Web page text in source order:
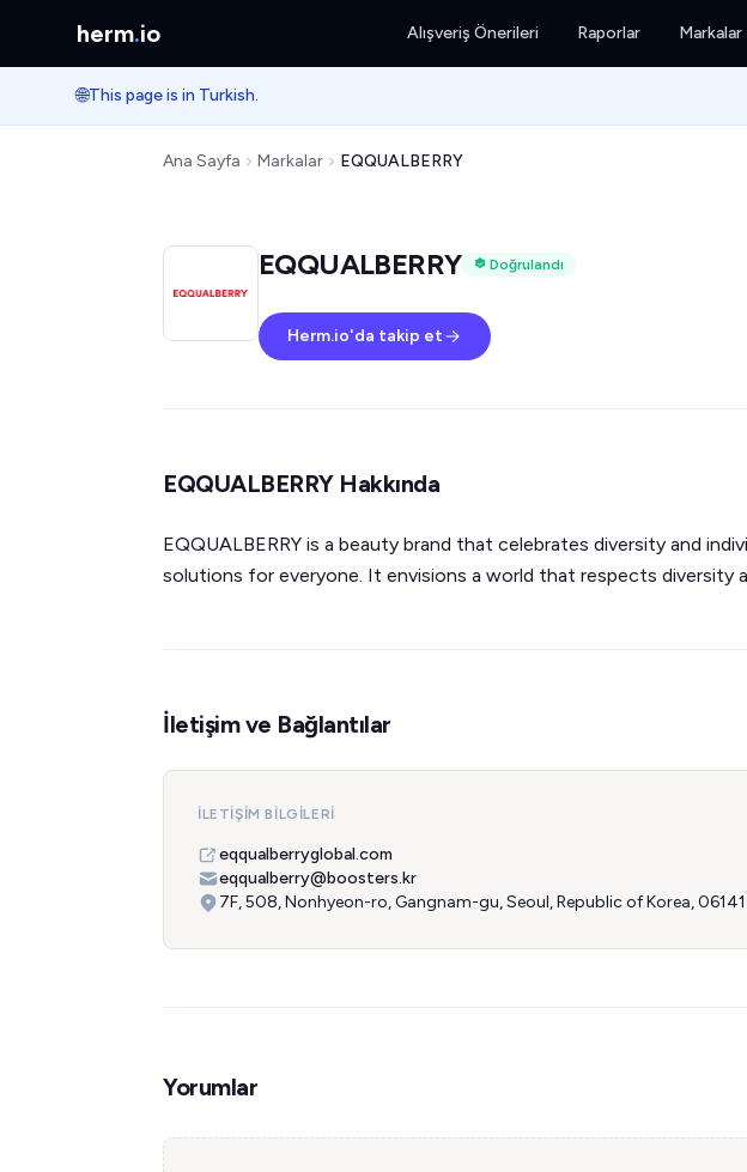
herm.io Alışveriş Önerileri Raporlar Markalar
🌐This page is in Turkish.
Ana Sayfa Markalar EQQUALBERRY
EQQUALBERRY Doğrulandı
Herm.io'da takip et
EQQUALBERRY Hakkında
EQQUALBERRY is a beauty brand that celebrates diversity and
solutions for everyone. It envisions a world that respects diversity
İletişim ve Bağlantılar
İLETIŞIM BILGILERI
eqqualberryglobal.com
eqqualberry@boosters.kr
7F, 508, Nonhyeon-ro, Gangnam-gu, Seoul, Republic of Korea, 06141
Yorumlar